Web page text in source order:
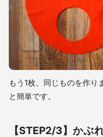
もう1枚、同じものを作り
と簡単です。
【STEP2/3】かぶ